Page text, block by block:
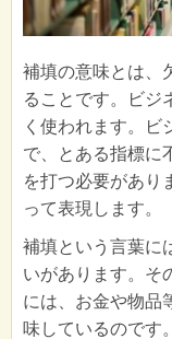
補填の意味とは、
ることです。ビジ
く使われます。ビ
で、とある指標に
を打つ必要があり
って表現します。
補填という言葉に
いがあります。そ
には、お金や物品
味しているのです